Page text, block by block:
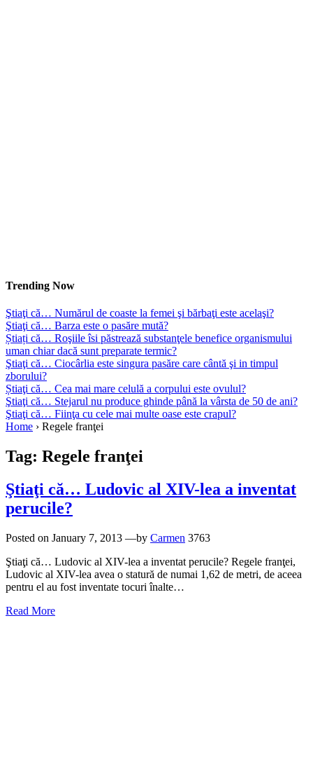
Trending Now
Ştiaţi că… Numărul de coaste la femei şi bărbaţi este acelaşi?
Ştiaţi că… Barza este o pasăre mută?
Știați că… Roşiile îsi păstrează substanţele benefice organismului
uman chiar dacă sunt preparate termic?
Ştiaţi că… Ciocârlia este singura pasăre care cântă şi in timpul
zborului?
Știaţi că… Cea mai mare celulă a corpului este ovulul?
Ştiaţi că… Stejarul nu produce ghinde până la vârsta de 50 de ani?
Ştiaţi că… Fiinţa cu cele mai multe oase este crapul?
Home › Regele franţei
Tag: Regele franţei
Ştiaţi că… Ludovic al XIV-lea a inventat
perucile?
Posted on January 7, 2013 —by Carmen 3763
Ştiaţi că… Ludovic al XIV-lea a inventat perucile? Regele franţei,
Ludovic al XIV-lea avea o statură de numai 1,62 de metri, de aceea
pentru el au fost inventate tocuri înalte…
Read More